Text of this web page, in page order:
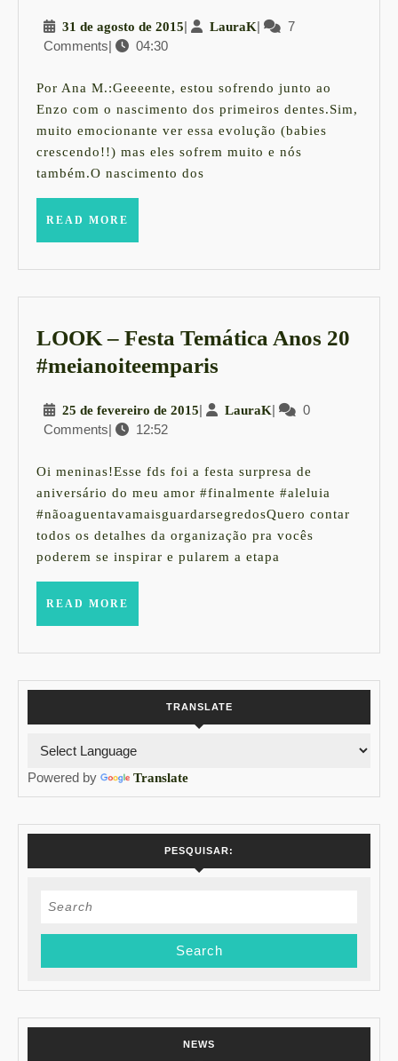
A
dolorida
dos
dentinhos
31 de agosto de 201531
de
2015
| LauraKLauraK
|
7
Comments| 04:30
Por Ana M.:Geeeente, estou sofrendo junto ao
Enzo com o nascimento dos primeiros dentes.Sim,
muito emocionante ver essa evolução (babies
crescendo!!) mas eles sofrem muito e nós
também.O nascimento dos
READ MORE
LOOK – Festa Temática Anos 20
#meianoiteemparis
Festa
Anos
20
25 de fevereiro de 201525
de
2015
| LauraKLauraK
|
0
Comments| 12:52
Oi meninas!Esse fds foi a festa surpresa de
aniversário do meu amor #finalmente #aleluia
#nãoaguentavamaisguardarsegredosQuero contar
todos os detalhes da organização pra vocês
poderem se inspirar e pularem a etapa
READ MORE
TRANSLATE
Powered by Translate
PESQUISAR:
Search
NEWS